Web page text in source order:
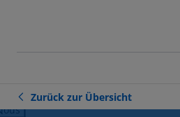
Zurück zur Übersicht